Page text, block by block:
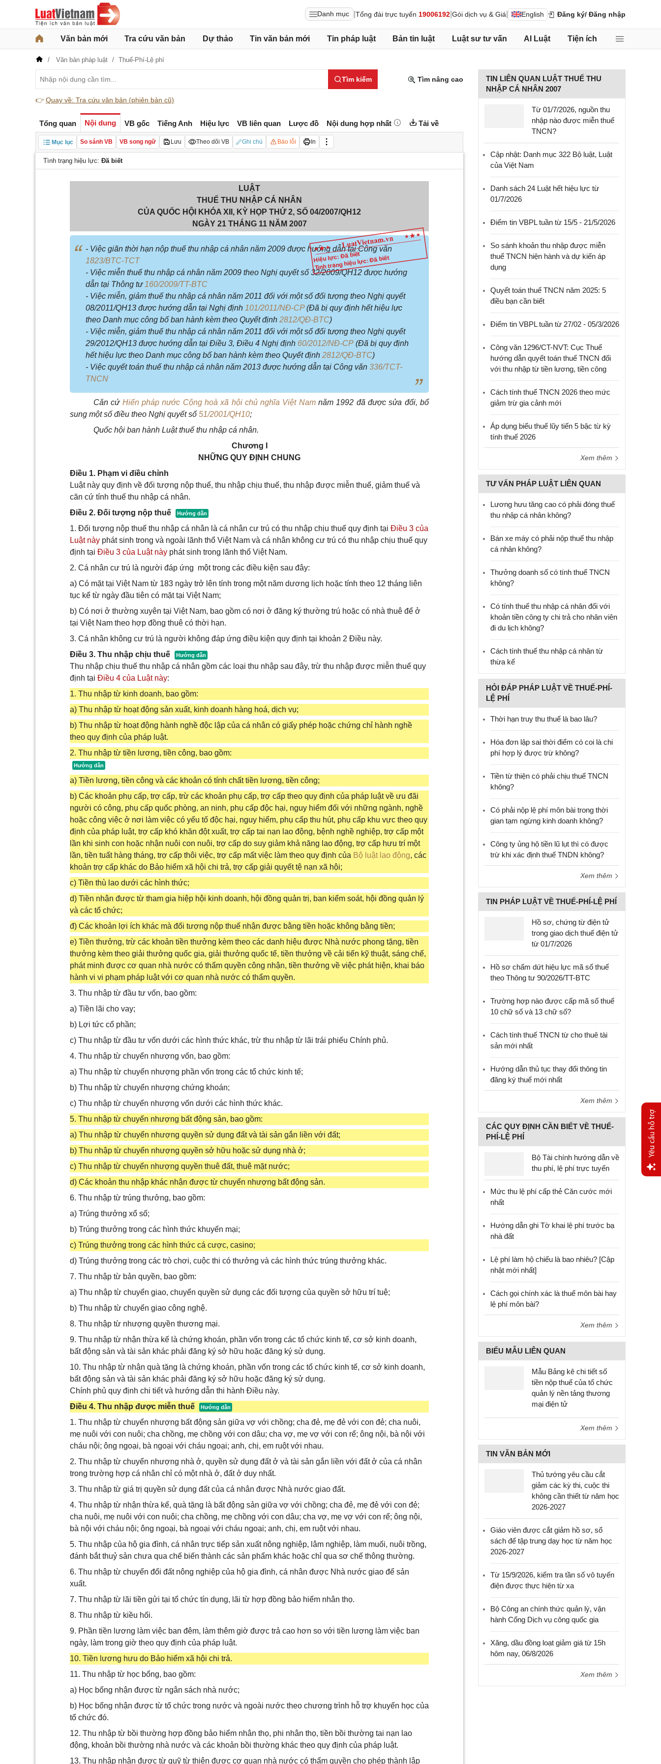
Danh mục Tổng đài trực tuyến 19006192 Gói dịch vụ & Giá English Đăng ký/ Đăng nhập
Văn bản mới Tra cứu văn bản Dự thảo Tin văn bản mới Tin pháp luật Bản tin luật Luật sư tư vấn AI Luật Tiện ích
Văn bản pháp luật Thuế-Phí-Lệ phí
Tìm kiếm Tìm nâng cao
👉 Quay về: Tra cứu văn bản (phiên bản cũ)
Tổng quan Nội dung VB gốc Tiếng Anh Hiệu lực VB liên quan Lược đồ Nội dung hợp nhất Tải về
Mục lục So sánh VB VB song ngữ Lưu Theo dõi VB Ghi chú Báo lỗi In
Tình trạng hiệu lực: Đã biết
Hiệu lực: Đã biết
Tình trạng hiệu lực: Đã biết
LUẬT
THUẾ THU NHẬP CÁ NHÂN
CỦA QUỐC HỘI KHÓA XII, KỲ HỌP THỨ 2, SỐ 04/2007/QH12
NGÀY 21 THÁNG 11 NĂM 2007
- Việc giãn thời hạn nộp thuế thu nhập cá nhân năm 2009 được hướng dẫn tại Công văn
1823/BTC-TCT
- Việc miễn thuế thu nhập cá nhân năm 2009 theo Nghị quyết số 32/2009/QH12 được hướng
dẫn tại Thông tư 160/2009/TT-BTC
- Việc miễn, giảm thuế thu nhập cá nhân năm 2011 đối với một số đối tượng theo Nghị quyết
08/2011/QH13 được hướng dẫn tại Nghị định 101/2011/NĐ-CP(Đã bị quy định hết hiệu lực
theo Danh mục công bố ban hành kèm theo Quyết định 2812/QĐ-BTC)
- Việc miễn, giảm thuế thu nhập cá nhân năm 2011 đối với một số đối tượng theo Nghị quyết
29/2012/QH13 được hướng dẫn tại Điều 3, Điều 4 Nghị định 60/2012/NĐ-CP (Đã bị quy định
hết hiệu lực theo Danh mục công bố ban hành kèm theo Quyết định 2812/QĐ-BTC)
- Việc quyết toán thuế thu nhập cá nhân năm 2013 được hướng dẫn tại Công văn 336/TCT-
TNCN
Căn cứ Hiến pháp nước Cộng hoà xã hội chủ nghĩa Việt Namnăm 1992 đã được sửa đổi, bổ
sung một số điều theo Nghị quyết số 51/2001/QH10;
Quốc hội ban hành Luật thuế thu nhập cá nhân.
Chương I
NHỮNG QUY ĐỊNH CHUNG
Điều 1. Phạm vi điều chỉnh
Luật này quy định về đối tượng nộp thuế, thu nhập chịu thuế, thu nhập được miễn thuế, giảm thuế và
căn cứ tính thuế thu nhập cá nhân.
Điều 2. Đối tượng nộp thuế
1. Đối tượng nộp thuế thu nhập cá nhân là cá nhân cư trú có thu nhập chịu thuế quy định tại Điều 3 của
Luật này phát sinh trong và ngoài lãnh thổ Việt Nam và cá nhân không cư trú có thu nhập chịu thuế quy
định tại Điều 3 của Luật này phát sinh trong lãnh thổ Việt Nam.
2. Cá nhân cư trú là người đáp ứng một trong các điều kiện sau đây:
a) Có mặt tại Việt Nam từ 183 ngày trở lên tính trong một năm dương lịch hoặc tính theo 12 tháng liên
tục kể từ ngày đầu tiên có mặt tại Việt Nam;
b) Có nơi ở thường xuyên tại Việt Nam, bao gồm có nơi ở đăng ký thường trú hoặc có nhà thuê để ở
tại Việt Nam theo hợp đồng thuê có thời hạn.
3. Cá nhân không cư trú là người không đáp ứng điều kiện quy định tại khoản 2 Điều này.
Điều 3. Thu nhập chịu thuế
Thu nhập chịu thuế thu nhập cá nhân gồm các loại thu nhập sau đây, trừ thu nhập được miễn thuế quy
định tại Điều 4 của Luật này:
1. Thu nhập từ kinh doanh, bao gồm:
a) Thu nhập từ hoạt động sản xuất, kinh doanh hàng hoá, dịch vụ;
b) Thu nhập từ hoạt động hành nghề độc lập của cá nhân có giấy phép hoặc chứng chỉ hành nghề
theo quy định của pháp luật.
2. Thu nhập từ tiền lương, tiền công, bao gồm:
a) Tiền lương, tiền công và các khoản có tính chất tiền lương, tiền công;
b) Các khoản phụ cấp, trợ cấp, trừ các khoản phụ cấp, trợ cấp theo quy định của pháp luật về ưu đãi
người có công, phụ cấp quốc phòng, an ninh, phụ cấp độc hại, nguy hiểm đối với những ngành, nghề
hoặc công việc ở nơi làm việc có yếu tố độc hại, nguy hiểm, phụ cấp thu hút, phụ cấp khu vực theo quy
định của pháp luật, trợ cấp khó khăn đột xuất, trợ cấp tai nạn lao động, bệnh nghề nghiệp, trợ cấp một
lần khi sinh con hoặc nhận nuôi con nuôi, trợ cấp do suy giảm khả năng lao động, trợ cấp hưu trí một
lần, tiền tuất hàng tháng, trợ cấp thôi việc, trợ cấp mất việc làm theo quy định của Bộ luật lao động, các
khoản trợ cấp khác do Bảo hiểm xã hội chi trả, trợ cấp giải quyết tệ nạn xã hội;
c) Tiền thù lao dưới các hình thức;
d) Tiền nhận được từ tham gia hiệp hội kinh doanh, hội đồng quản trị, ban kiểm soát, hội đồng quản lý
và các tổ chức;
đ) Các khoản lợi ích khác mà đối tượng nộp thuế nhận được bằng tiền hoặc không bằng tiền;
e) Tiền thưởng, trừ các khoản tiền thưởng kèm theo các danh hiệu được Nhà nước phong tặng, tiền
thưởng kèm theo giải thưởng quốc gia, giải thưởng quốc tế, tiền thưởng về cải tiến kỹ thuật, sáng chế,
phát minh được cơ quan nhà nước có thẩm quyền công nhận, tiền thưởng về việc phát hiện, khai báo
hành vi vi phạm pháp luật với cơ quan nhà nước có thẩm quyền.
3. Thu nhập từ đầu tư vốn, bao gồm:
a) Tiền lãi cho vay;
b) Lợi tức cổ phần;
c) Thu nhập từ đầu tư vốn dưới các hình thức khác, trừ thu nhập từ lãi trái phiếu Chính phủ.
4. Thu nhập từ chuyển nhượng vốn, bao gồm:
a) Thu nhập từ chuyển nhượng phần vốn trong các tổ chức kinh tế;
b) Thu nhập từ chuyển nhượng chứng khoán;
c) Thu nhập từ chuyển nhượng vốn dưới các hình thức khác.
5. Thu nhập từ chuyển nhượng bất động sản, bao gồm:
a) Thu nhập từ chuyển nhượng quyền sử dụng đất và tài sản gắn liền với đất;
b) Thu nhập từ chuyển nhượng quyền sở hữu hoặc sử dụng nhà ở;
c) Thu nhập từ chuyển nhượng quyền thuê đất, thuê mặt nước;
d) Các khoản thu nhập khác nhận được từ chuyển nhượng bất động sản.
6. Thu nhập từ trúng thưởng, bao gồm:
a) Trúng thưởng xổ số;
b) Trúng thưởng trong các hình thức khuyến mại;
c) Trúng thưởng trong các hình thức cá cược, casino;
d) Trúng thưởng trong các trò chơi, cuộc thi có thưởng và các hình thức trúng thưởng khác.
7. Thu nhập từ bản quyền, bao gồm:
a) Thu nhập từ chuyển giao, chuyển quyền sử dụng các đối tượng của quyền sở hữu trí tuệ;
b) Thu nhập từ chuyển giao công nghệ.
8. Thu nhập từ nhượng quyền thương mại.
9. Thu nhập từ nhận thừa kế là chứng khoán, phần vốn trong các tổ chức kinh tế, cơ sở kinh doanh,
bất động sản và tài sản khác phải đăng ký sở hữu hoặc đăng ký sử dụng.
10. Thu nhập từ nhận quà tặng là chứng khoán, phần vốn trong các tổ chức kinh tế, cơ sở kinh doanh,
bất động sản và tài sản khác phải đăng ký sở hữu hoặc đăng ký sử dụng.
Chính phủ quy định chi tiết và hướng dẫn thi hành Điều này.
Điều 4. Thu nhập được miễn thuế
1. Thu nhập từ chuyển nhượng bất động sản giữa vợ với chồng; cha đẻ, mẹ đẻ với con đẻ; cha nuôi,
mẹ nuôi với con nuôi; cha chồng, mẹ chồng với con dâu; cha vợ, mẹ vợ với con rể; ông nội, bà nội với
cháu nội; ông ngoại, bà ngoại với cháu ngoại; anh, chị, em ruột với nhau.
2. Thu nhập từ chuyển nhượng nhà ở, quyền sử dụng đất ở và tài sản gắn liền với đất ở của cá nhân
trong trường hợp cá nhân chỉ có một nhà ở, đất ở duy nhất.
3. Thu nhập từ giá trị quyền sử dụng đất của cá nhân được Nhà nước giao đất.
4. Thu nhập từ nhận thừa kế, quà tặng là bất động sản giữa vợ với chồng; cha đẻ, mẹ đẻ với con đẻ;
cha nuôi, mẹ nuôi với con nuôi; cha chồng, mẹ chồng với con dâu; cha vợ, mẹ vợ với con rể; ông nội,
bà nội với cháu nội; ông ngoại, bà ngoại với cháu ngoại; anh, chị, em ruột với nhau.
5. Thu nhập của hộ gia đình, cá nhân trực tiếp sản xuất nông nghiệp, lâm nghiệp, làm muối, nuôi trồng,
đánh bắt thuỷ sản chưa qua chế biến thành các sản phẩm khác hoặc chỉ qua sơ chế thông thường.
6. Thu nhập từ chuyển đổi đất nông nghiệp của hộ gia đình, cá nhân được Nhà nước giao để sản
xuất.
7. Thu nhập từ lãi tiền gửi tại tổ chức tín dụng, lãi từ hợp đồng bảo hiểm nhân thọ.
8. Thu nhập từ kiều hối.
9. Phần tiền lương làm việc ban đêm, làm thêm giờ được trả cao hơn so với tiền lương làm việc ban
ngày, làm trong giờ theo quy định của pháp luật.
10. Tiền lương hưu do Bảo hiểm xã hội chi trả.
11. Thu nhập từ học bổng, bao gồm:
a) Học bổng nhận được từ ngân sách nhà nước;
b) Học bổng nhận được từ tổ chức trong nước và ngoài nước theo chương trình hỗ trợ khuyến học của
tổ chức đó.
12. Thu nhập từ bồi thường hợp đồng bảo hiểm nhân thọ, phi nhân thọ, tiền bồi thường tai nạn lao
động, khoản bồi thường nhà nước và các khoản bồi thường khác theo quy định của pháp luật.
13. Thu nhập nhận được từ quỹ từ thiện được cơ quan nhà nước có thẩm quyền cho phép thành lập
TIN LIÊN QUAN LUẬT THUẾ THU
NHẬP CÁ NHÂN 2007
Từ 01/7/2026, nguồn thu
nhập nào được miễn thuế
TNCN?
Cập nhật: Danh mục 322 Bộ luật, Luật
của Việt Nam
Danh sách 24 Luật hết hiệu lực từ
01/7/2026
Điểm tin VBPL tuần từ 15/5 - 21/5/2026
So sánh khoản thu nhập được miễn
thuế TNCN hiện hành và dự kiến áp
dụng
Quyết toán thuế TNCN năm 2025: 5
điều bạn cần biết
Điểm tin VBPL tuần từ 27/02 - 05/3/2026
Công văn 1296/CT-NVT: Cục Thuế
hướng dẫn quyết toán thuế TNCN đối
với thu nhập từ tiền lương, tiền công
Cách tính thuế TNCN 2026 theo mức
giảm trừ gia cảnh mới
Áp dụng biểu thuế lũy tiến 5 bậc từ kỳ
tính thuế 2026
Xem thêm
TƯ VẤN PHÁP LUẬT LIÊN QUAN
Lương hưu tăng cao có phải đóng thuế
thu nhập cá nhân không?
Bán xe máy có phải nộp thuế thu nhập
cá nhân không?
​Thưởng doanh số có tính thuế TNCN
không?
Có tính thuế thu nhập cá nhân đối với
khoản tiền công ty chi trả cho nhân viên
đi du lịch không?
Cách tính thuế thu nhập cá nhân từ
thừa kế
HỎI ĐÁP PHÁP LUẬT VỀ THUẾ-PHÍ-
LỆ PHÍ
Thời hạn truy thu thuế là bao lâu?
Hóa đơn lập sai thời điểm có coi là chi
phí hợp lý được trừ không?
Tiền từ thiện có phải chịu thuế TNCN
không?
Có phải nộp lệ phí môn bài trong thời
gian tạm ngừng kinh doanh không?
Công ty ủng hộ tiền lũ lụt thì có được
trừ khi xác định thuế TNDN không?
Xem thêm
TIN PHÁP LUẬT VỀ THUẾ-PHÍ-LỆ PHÍ
Hồ sơ, chứng từ điện tử
trong giao dịch thuế điện tử
từ 01/7/2026
Hồ sơ chấm dứt hiệu lực mã số thuế
theo Thông tư 90/2026/TT-BTC
Trường hợp nào được cấp mã số thuế
10 chữ số và 13 chữ số?
Cách tính thuế TNCN từ cho thuê tài
sản mới nhất
Hướng dẫn thủ tục thay đổi thông tin
đăng ký thuế mới nhất
Xem thêm
CÁC QUY ĐỊNH CẦN BIẾT VỀ THUẾ-
PHÍ-LỆ PHÍ
Bộ Tài chính hướng dẫn về
thu phí, lệ phí trực tuyến
Mức thu lệ phí cấp thẻ Căn cước mới
nhất
Hướng dẫn ghi Tờ khai lệ phí trước bạ
nhà đất
Lệ phí làm hộ chiếu là bao nhiêu? [Cập
nhật mới nhất]
Cách gọi chính xác là thuế môn bài hay
lệ phí môn bài?
Xem thêm
BIỂU MẪU LIÊN QUAN
Mẫu Bảng kê chi tiết số
tiền nộp thuế của tổ chức
quản lý nền tảng thương
mại điện tử
Xem thêm
TIN VĂN BẢN MỚI
Thủ tướng yêu cầu cắt
giảm các kỳ thi, cuộc thi
không cần thiết từ năm học
2026-2027
Giáo viên được cắt giảm hồ sơ, sổ
sách để tập trung dạy học từ năm học
2026-2027
Từ 15/9/2026, kiểm tra tần số vô tuyến
điện được thực hiện từ xa
Bộ Công an chính thức quản lý, vận
hành Cổng Dịch vụ công quốc gia
Xăng, dầu đồng loạt giảm giá từ 15h
hôm nay, 06/8/2026
Xem thêm